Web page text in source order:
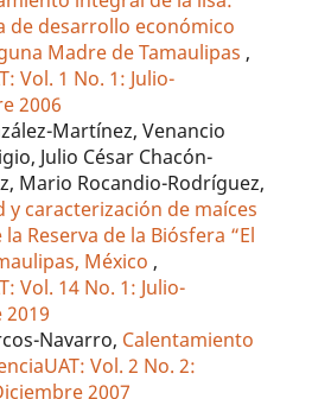
de desarrollo económico
Madre de Tamaulipas ,
Vol. 1 No. 1: Julio-
2006
Martínez, Venancio
Julio César Chacón-
Mario Rocandio-Rodríguez,
y caracterización de maíces
Reserva de la Biósfera “El
México ,
Vol. 14 No. 1: Julio-
Navarro, Calentamiento
Vol. 2 No. 2:
2007